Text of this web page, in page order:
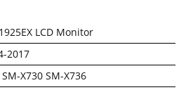
LCD Monitor
2017
X730 SM-X736